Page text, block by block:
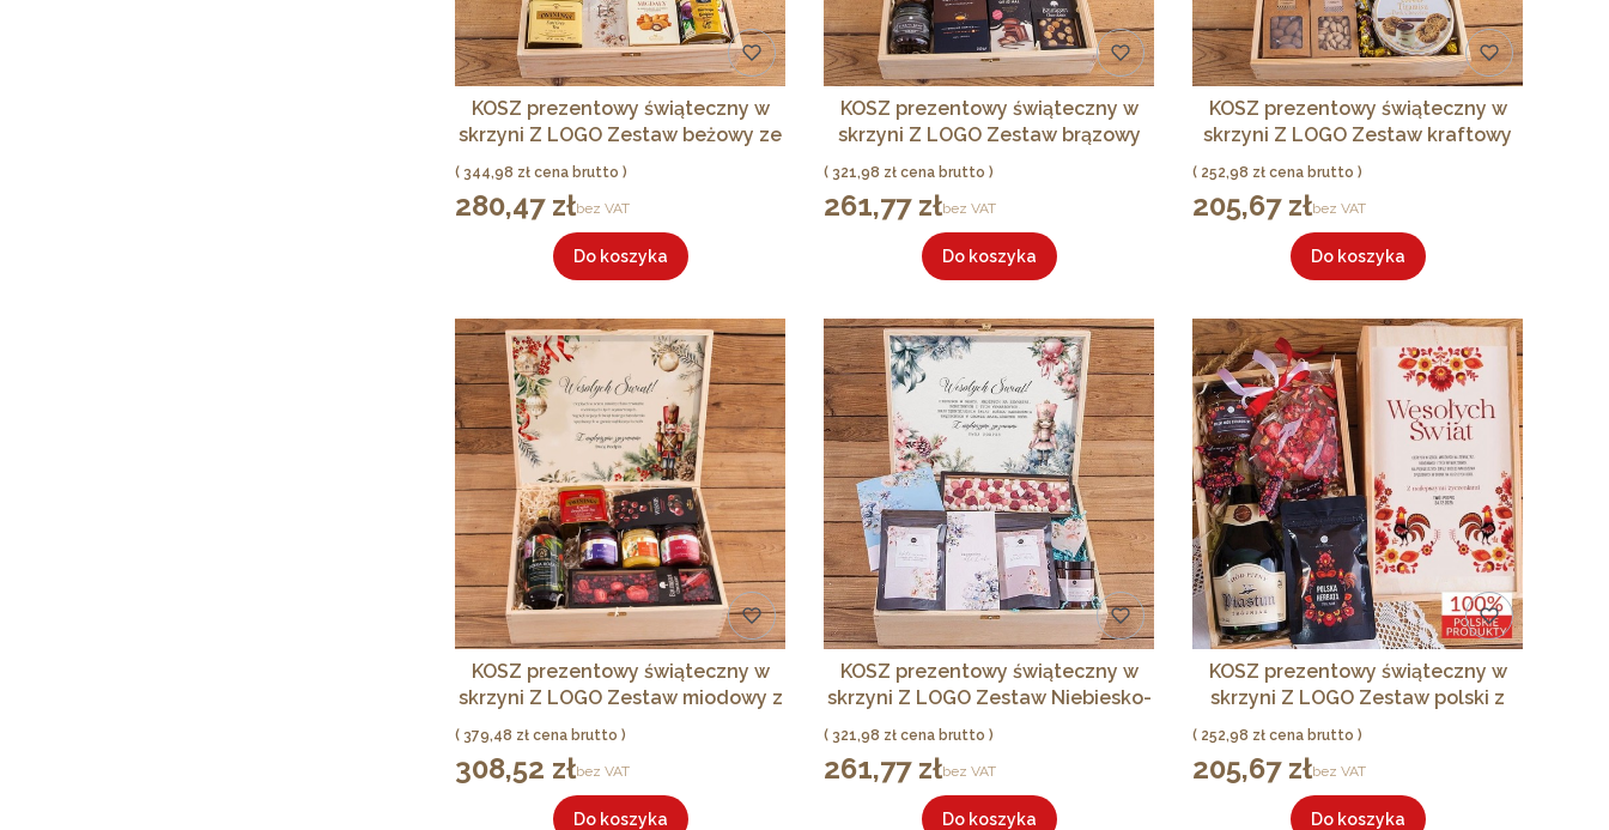
KOSZ prezentowy świąteczny w
skrzyni Z LOGO Zestaw beżowy ze
słodyczami
Cena
344,98 zł
Cena
280,47 złbez VAT
Do koszyka
KOSZ prezentowy świąteczny w
skrzyni Z LOGO Zestaw brązowy
elegancki
Cena
321,98 zł
Cena
261,77 złbez VAT
Do koszyka
KOSZ prezentowy świąteczny w
skrzyni Z LOGO Zestaw kraftowy
Cena
252,98 zł
Cena
205,67 złbez VAT
Do koszyka
KOSZ prezentowy świąteczny w
skrzyni Z LOGO Zestaw miodowy z
herbatą i słodyczami
Cena
379,48 zł
Cena
308,52 złbez VAT
Do koszyka
KOSZ prezentowy świąteczny w
skrzyni Z LOGO Zestaw Niebiesko-
Różowy
Cena
321,98 zł
Cena
261,77 złbez VAT
Do koszyka
KOSZ prezentowy świąteczny w
skrzyni Z LOGO Zestaw polski z
miodem pitnym, słodyczami i
Cena
252,98 zł
Cena
205,67 złbez VAT
Do koszyka